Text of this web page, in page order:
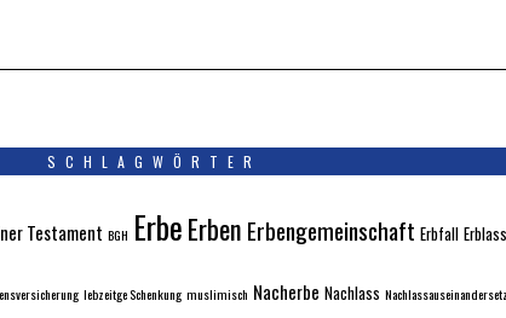
SCHLAGWÖRTER
Testament BGH ErbeErben Erbengemeinschaft Erbfall
lebzeitge Schenkung muslimisch Nacherbe Nachlass